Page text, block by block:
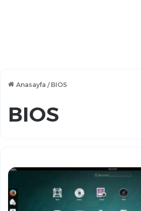
Anasayfa / BIOS
BIOS